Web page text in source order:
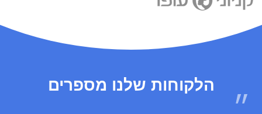
הלקוחות שלנו מספרים